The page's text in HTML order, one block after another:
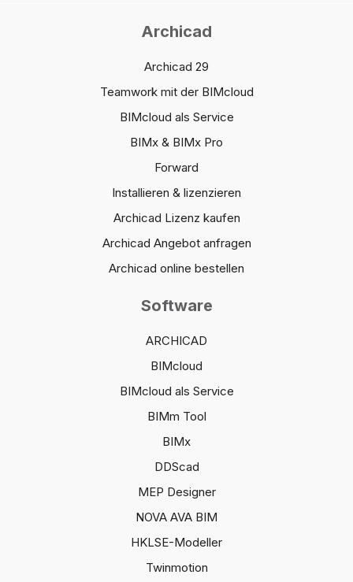
Archicad
Archicad 29
Teamwork mit der BIMcloud
BIMcloud als Service
BIMx & BIMx Pro
Forward
Installieren & lizenzieren
Archicad Lizenz kaufen
Archicad Angebot anfragen
Archicad online bestellen
Software
ARCHICAD
BIMcloud
BIMcloud als Service
BIMm Tool
BIMx
DDScad
MEP Designer
NOVA AVA BIM
HKLSE-Modeller
Twinmotion